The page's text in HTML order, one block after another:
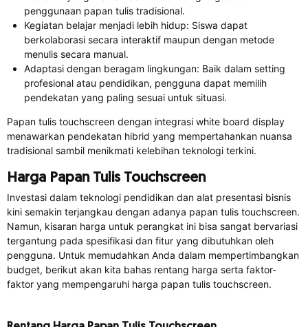
penggunaan papan tulis tradisional.
Kegiatan belajar menjadi lebih hidup: Siswa dapat
berkolaborasi secara interaktif maupun dengan metode
menulis secara manual.
Adaptasi dengan beragam lingkungan: Baik dalam setting
profesional atau pendidikan, pengguna dapat memilih
pendekatan yang paling sesuai untuk situasi.
Papan tulis touchscreen dengan integrasi white board display
menawarkan pendekatan hibrid yang mempertahankan nuansa
tradisional sambil menikmati kelebihan teknologi terkini.
Harga Papan Tulis Touchscreen
Investasi dalam teknologi pendidikan dan alat presentasi bisnis
kini semakin terjangkau dengan adanya papan tulis touchscreen.
Namun, kisaran harga untuk perangkat ini bisa sangat bervariasi
tergantung pada spesifikasi dan fitur yang dibutuhkan oleh
pengguna. Untuk memudahkan Anda dalam mempertimbangkan
budget, berikut akan kita bahas rentang harga serta faktor-
faktor yang mempengaruhi harga papan tulis touchscreen.